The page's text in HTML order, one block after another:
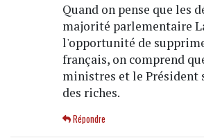
Quand on pense que les
majorité parlementaire
l'opportunité de
français, on comprend
ministres et le Président
des riches.
Répondre